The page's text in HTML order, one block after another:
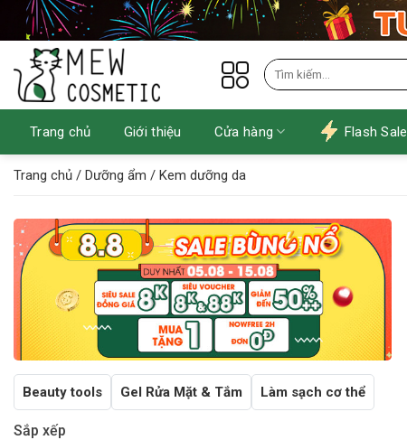
Skip
content
Tìm
kiếm:
Trang chủ Giới thiệu Cửa hàng Flash Sale
Trang chủ / Dưỡng ẩm / Kem dưỡng da
Beauty tools Gel Rửa Mặt & Tắm Làm sạch cơ thể
Sắp xếp